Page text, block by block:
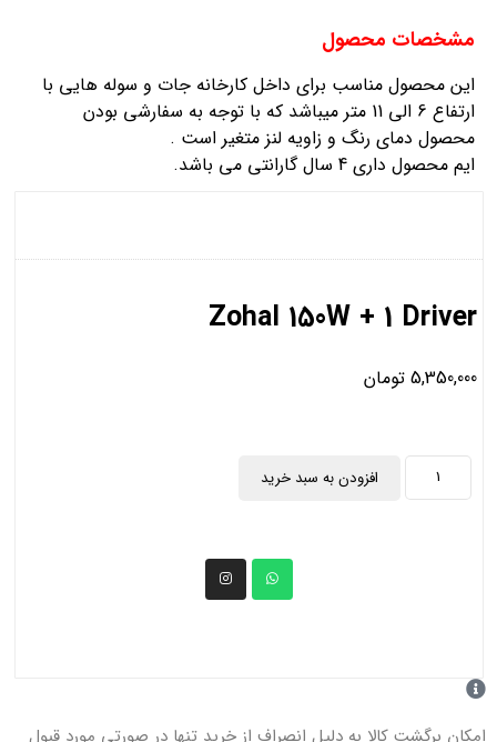
مشخصات محصول
این محصول مناسب برای داخل کارخانه جات و سوله هایی با
ارتفاع 6 الی 11 متر میباشد که با توجه به سفارشی بودن
محصول دمای رنگ و زاویه لنز متغیر است .
ایم محصول داری 4 سال گارانتی می باشد.
Zohal 150W + 1 Driver
5,350,000 تومان
افزودن به سبد خرید
امکان برگشت کالا به دلیل انصراف از خرید تنها در صورتی مورد قبول